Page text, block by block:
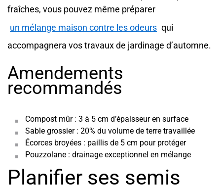
fraîches, vous pouvez même préparer
un mélange maison contre les odeurs qui
accompagnera vos travaux de jardinage d’automne.
Amendements
recommandés
Compost mûr : 3 à 5 cm d’épaisseur en surface
Sable grossier : 20% du volume de terre travaillée
Écorces broyées : paillis de 5 cm pour protéger
Pouzzolane : drainage exceptionnel en mélange
Planifier ses semis